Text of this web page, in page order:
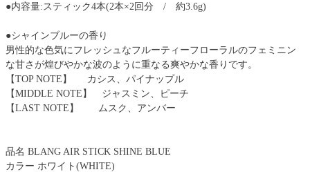
●内容量:スティック4本(2本×2回分 / 約3.6g)
●シャインブルーの香り
男性的な色気にフレッシュなフルーティーフローラルのフェミニン
な甘さが煌びやかな波のように重なる爽やかな香りです。
【TOP NOTE】 カシス、パイナップル
【MIDDLE NOTE】 ジャスミン、ピーチ
【LAST NOTE】 ムスク、アンバー
品名 BLANG AIR STICK SHINE BLUE
カラー ホワイト(WHITE)